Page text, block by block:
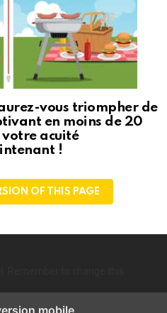
vous triompher de
en moins de 20
votre acuité
!
OF THIS PAGE